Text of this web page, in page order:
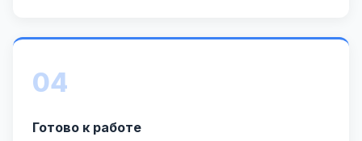
04
Готово к работе